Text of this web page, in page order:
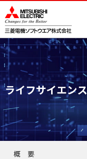
ライフサイエンス
概 要